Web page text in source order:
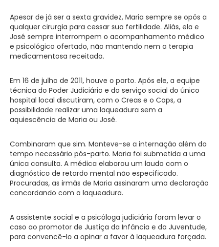
Apesar de já ser a sexta gravidez, Maria sempre se opôs a
qualquer cirurgia para cessar sua fertilidade. Aliás, ela e
José sempre interrompem o acompanhamento médico
e psicológico ofertado, não mantendo nem a terapia
medicamentosa receitada.
Em 16 de julho de 2011, houve o parto. Após ele, a equipe
técnica do Poder Judiciário e do serviço social do único
hospital local discutiram, com o Creas e o Caps, a
possibilidade realizar uma laqueadura sem a
aquiescência de Maria ou José.
Combinaram que sim. Manteve-se a internação além do
tempo necessário pós-parto. Maria foi submetida a uma
única consulta. A médica elaborou um laudo com o
diagnóstico de retardo mental não especificado.
Procuradas, as irmãs de Maria assinaram uma declaração
concordando com a laqueadura.
A assistente social e a psicóloga judiciária foram levar o
caso ao promotor de Justiça da Infância e da Juventude,
para convencê-lo a opinar a favor à laqueadura forçada.